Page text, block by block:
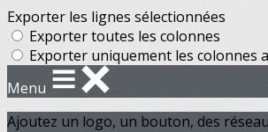
Exporter les lignes sélectionnées
Exporter toutes les colonnes
Exporter uniquement les colonnes
Menu
Ajoutez un logo, un bouton, des